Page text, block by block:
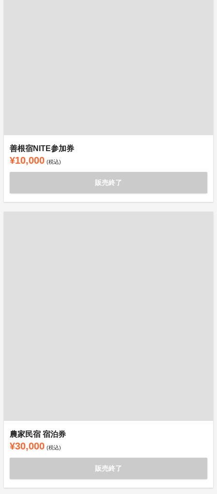
善根宿NITE参加券
¥10,000 (税込)
販売終了
農家民宿 宿泊券
¥30,000 (税込)
販売終了